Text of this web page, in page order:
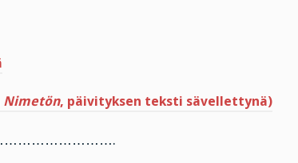
Nimetön, päivityksen teksti sävellettynä)